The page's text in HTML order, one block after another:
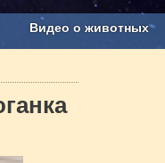
Видео о животных